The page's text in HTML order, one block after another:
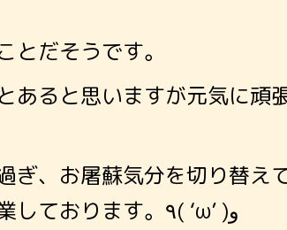
とだそうです。
あると思いますが元気に頑
ぎ、お屠蘇気分を切り替え
り、今日から営業しております。٩( ‘ω’ )و